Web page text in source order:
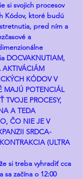
si svojich procesov
Kódov, ktoré budú
pred ním a
a
DOCVAKNUTIAM,
KÓDOV V
MAJÚ POTENCIÁL
TVOJE PROCESY,
A TEDA
ČO NIE JE V
SRDCA-
(ULTRA
si treba vyhradiť cca
sa začína o 12:00